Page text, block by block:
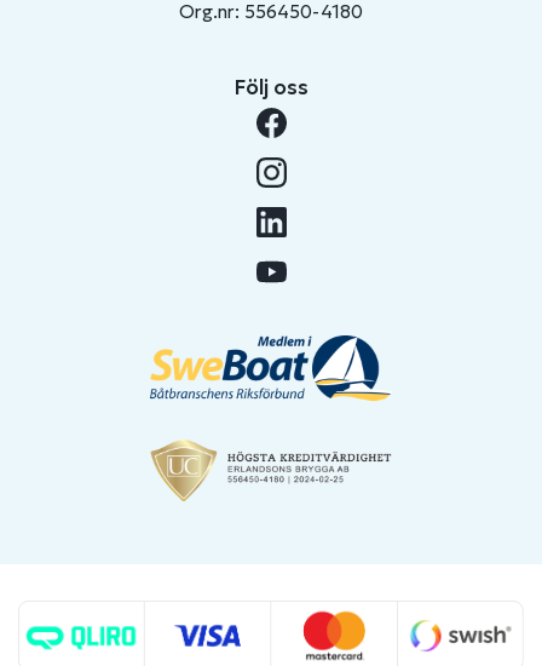
Org.nr: 556450-4180
Följ oss